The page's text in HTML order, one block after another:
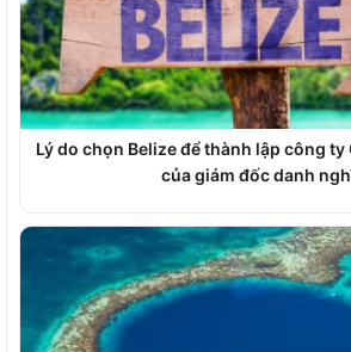
Lý do chọn Belize để thành lập công
của giám đốc danh